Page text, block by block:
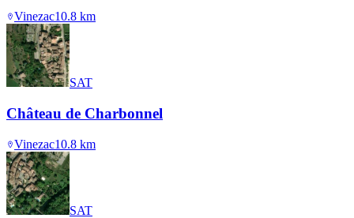
Vinezac10.8 km
SAT
Château de Charbonnel
Vinezac10.8 km
SAT